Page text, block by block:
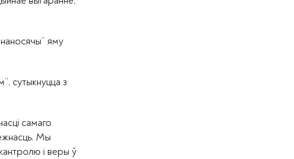
яму
сутыкнуцца з
самаго
Мы
і веры ў